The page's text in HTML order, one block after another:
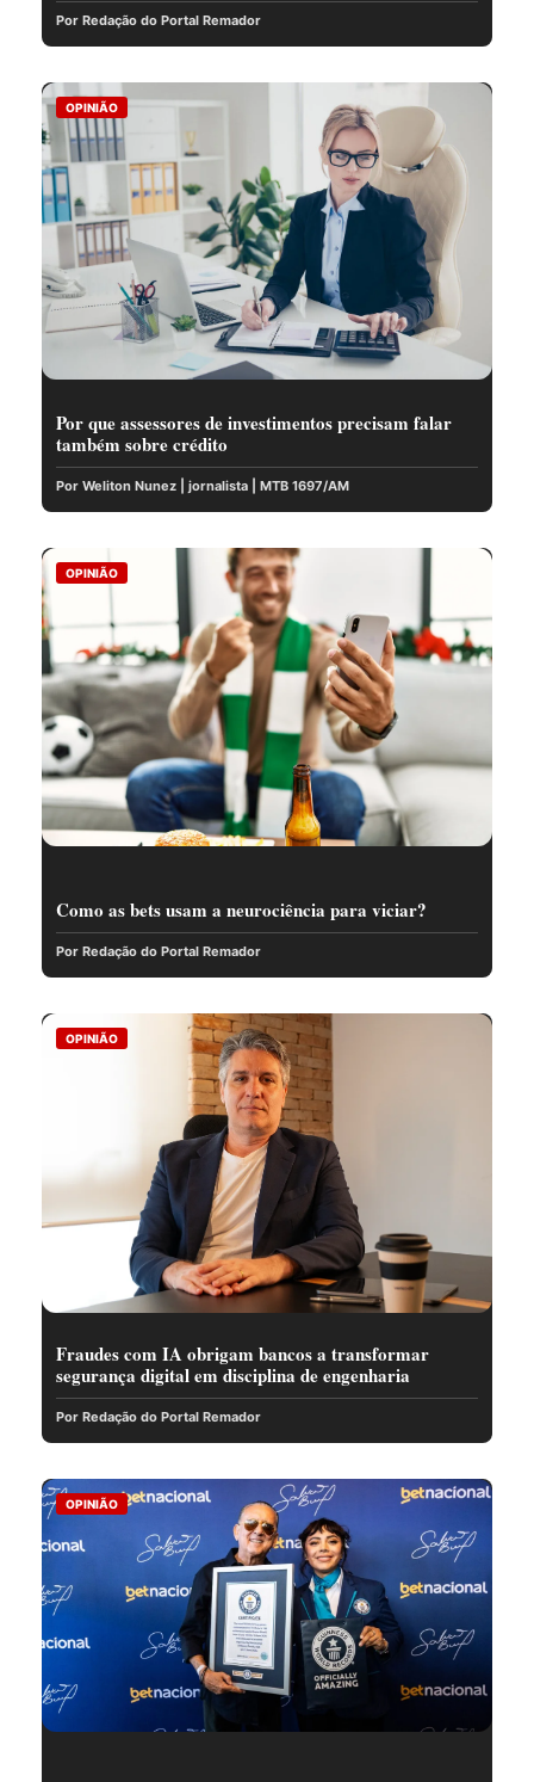
Por Redação do Portal Remador
OPINIÃO
Por que assessores de investimentos precisam falar
também sobre crédito
Por Weliton Nunez | jornalista | MTB 1697/AM
OPINIÃO
Como as bets usam a neurociência para viciar?
Por Redação do Portal Remador
OPINIÃO
Fraudes com IA obrigam bancos a transformar
segurança digital em disciplina de engenharia
Por Redação do Portal Remador
OPINIÃO